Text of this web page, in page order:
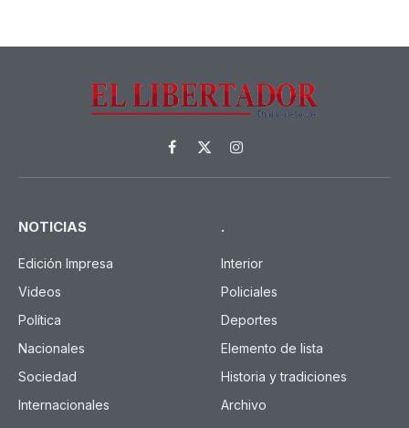
Facebook
X
(Twitter)
Instagram
NOTICIAS
Edición Impresa
Videos
Política
Nacionales
Sociedad
Internacionales
.
Interior
Policiales
Deportes
Elemento de lista
Historia y tradiciones
Archivo